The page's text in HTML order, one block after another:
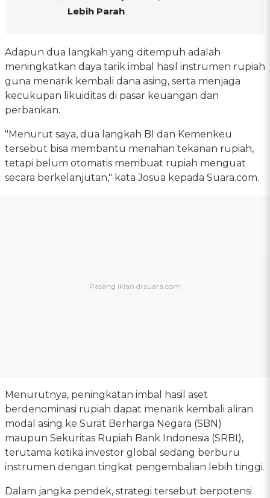
Lebih Parah
Adapun dua langkah yang ditempuh adalah
meningkatkan daya tarik imbal hasil instrumen rupiah
guna menarik kembali dana asing, serta menjaga
kecukupan likuiditas di pasar keuangan dan
perbankan.
"Menurut saya, dua langkah BI dan Kemenkeu
tersebut bisa membantu menahan tekanan rupiah,
tetapi belum otomatis membuat rupiah menguat
secara berkelanjutan," kata Josua kepada Suara.com.
Menurutnya, peningkatan imbal hasil aset
berdenominasi rupiah dapat menarik kembali aliran
modal asing ke Surat Berharga Negara (SBN)
maupun Sekuritas Rupiah Bank Indonesia (SRBI),
terutama ketika investor global sedang berburu
instrumen dengan tingkat pengembalian lebih tinggi.
Dalam jangka pendek, strategi tersebut berpotensi